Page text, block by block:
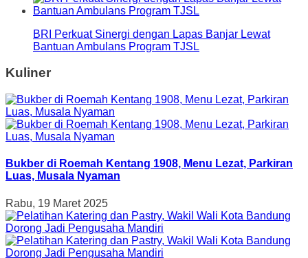
BRI Perkuat Sinergi dengan Lapas Banjar Lewat
Bantuan Ambulans Program TJSL
Kuliner
Bukber di Roemah Kentang 1908, Menu Lezat, Parkiran
Luas, Musala Nyaman
Rabu, 19 Maret 2025